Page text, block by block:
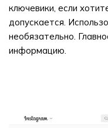
ключевики, если
допускается.
необязательно.
информацию.